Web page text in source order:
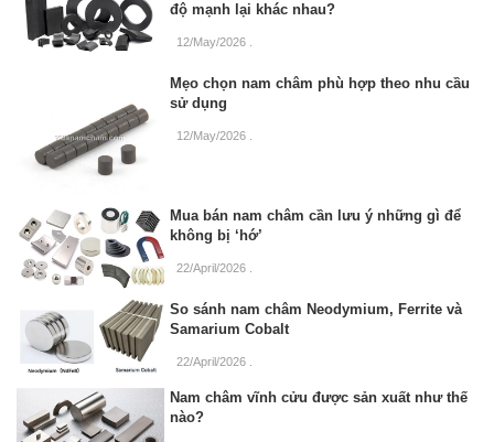
độ mạnh lại khác nhau?
12/May/2026
Mẹo chọn nam châm phù hợp theo nhu cầu
sử dụng
12/May/2026
Mua bán nam châm cần lưu ý những gì để
không bị ‘hớ’
22/April/2026
So sánh nam châm Neodymium, Ferrite và
Samarium Cobalt
22/April/2026
Nam châm vĩnh cửu được sản xuất như thế
nào?